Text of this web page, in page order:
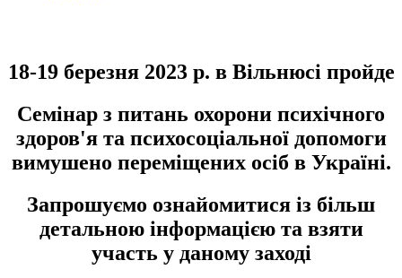
18-19 березня 2023 р. в Вільнюсі пройде
Семінар з питань охорони психічного
здоров'я та психосоціальної допомоги
вимушено переміщених осіб в Україні.
Запрошуємо ознайомитися із більш
детальною інформацією та взяти
участь у даному заході